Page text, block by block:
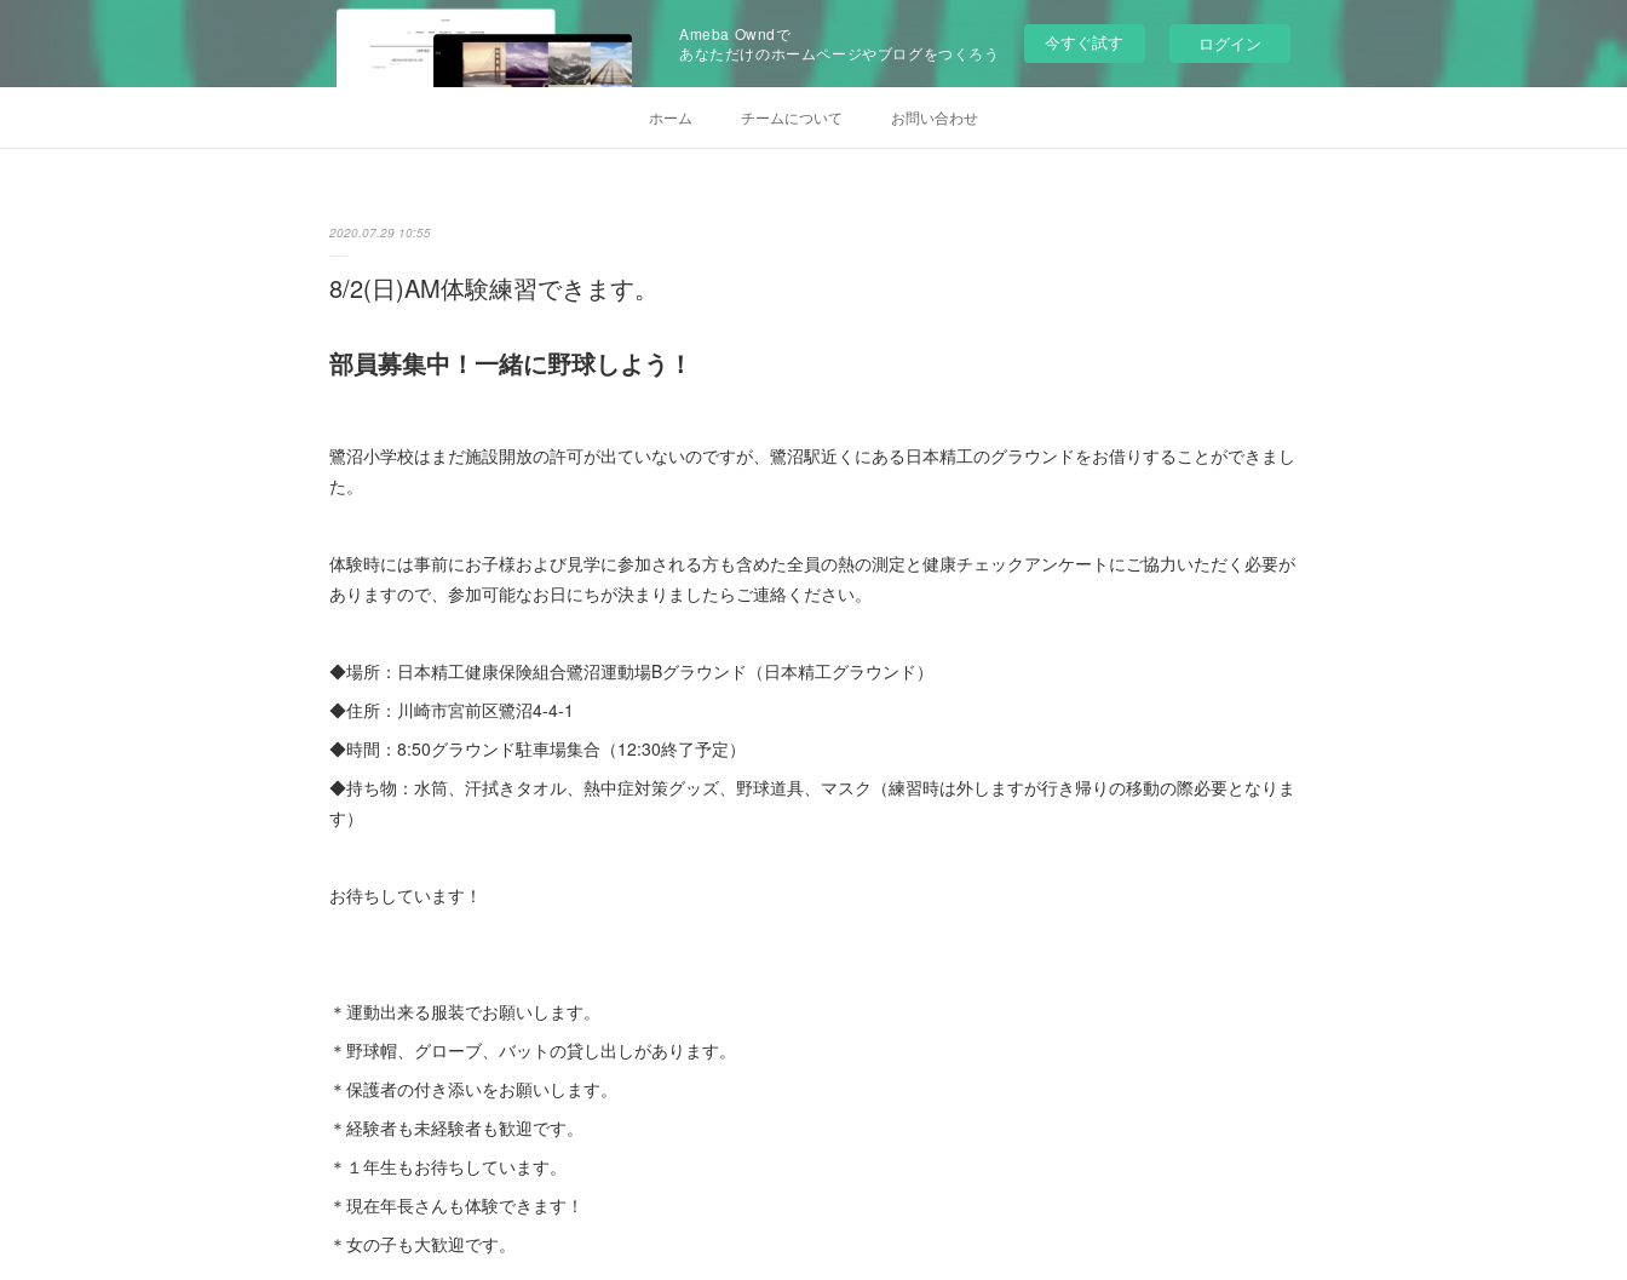
Ameba Owndで
あなただけのホームページやブログをつくろう
今すぐ試す ログイン
ホーム チームについて お問い合わせ
2020.07.29 10:55
8/2(日)AM体験練習できます。
部員募集中！一緒に野球しよう！
鷺沼小学校はまだ施設開放の許可が出ていないのですが、鷺沼駅近くにある日本精工のグラウンドをお借りすることができまし
た。
体験時には事前にお子様および見学に参加される方も含めた全員の熱の測定と健康チェックアンケートにご協力いただく必要が
ありますので、参加可能なお日にちが決まりましたらご連絡ください。
◆場所：日本精工健康保険組合鷺沼運動場Bグラウンド（日本精工グラウンド）
◆住所：川崎市宮前区鷺沼4-4-1
◆時間：8:50グラウンド駐車場集合（12:30終了予定）
◆持ち物：水筒、汗拭きタオル、熱中症対策グッズ、野球道具、マスク（練習時は外しますが行き帰りの移動の際必要となりま
す）
お待ちしています！
＊運動出来る服装でお願いします。
＊野球帽、グローブ、バットの貸し出しがあります。
＊保護者の付き添いをお願いします。
＊経験者も未経験者も歓迎です。
＊１年生もお待ちしています。
＊現在年長さんも体験できます！
＊女の子も大歓迎です。